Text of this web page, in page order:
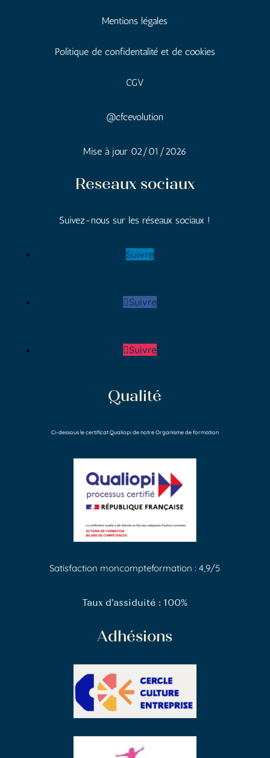
Mentions légales
Politique de confidentalité et de cookies
CGV
@cfcevolution
Mise à jour 02/01/2026
Reseaux sociaux
Suivez-nous sur les réseaux sociaux !
Suivre
Suivre
Suivre
Qualité
Ci-dessous le certificat Qualiopi de notre Organisme de formation
Satisfaction moncompteformation : 4,9/5
Taux d’assiduité : 100%
Adhésions